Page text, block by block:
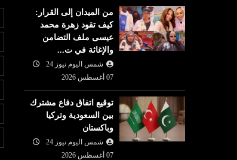
من الميدان إلى القرار:
كيف تقود زهرة محمد
عيسى ملف التضامن
والإغاثة في ت...
شمس اليوم نيوز 24
07 أغسطس 2026
توقيع اتفاق دفاع مشترك
بين السعودية وتركيا
وباكستان
شمس اليوم نيوز 24
07 أغسطس 2026